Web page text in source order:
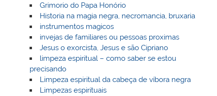
Grimorio do Papa Honório
Historia na magia negra, necromancia, bruxaria
instrumentos magicos
invejas de familiares ou pessoas proximas
Jesus o exorcista, Jesus e são Cipriano
limpeza espiritual – como saber se estou
precisando
Limpeza espiritual da cabeça de víbora negra
Limpezas espirituais